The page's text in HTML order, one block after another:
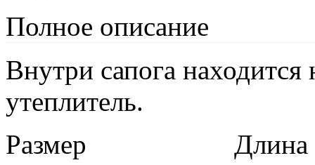
Полное описание
Внутри сапога
утеплитель.
Размер
Длина в